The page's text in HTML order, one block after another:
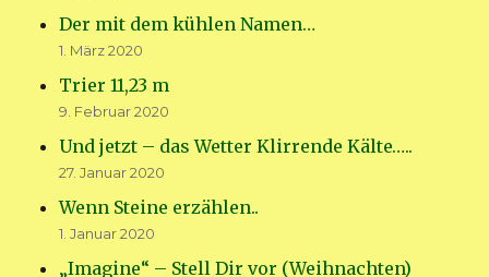
Der mit dem kühlen Namen…
1. März 2020
Trier 11,23 m
9. Februar 2020
Und jetzt – das Wetter Klirrende Kälte…..
27. Januar 2020
Wenn Steine erzählen..
1. Januar 2020
„Imagine“ – Stell Dir vor (Weihnachten)